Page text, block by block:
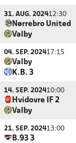
31. AUG. 202412:30
Nørrebro United
Valby
04. SEP. 202417:15
Valby
K.B. 3
14. SEP. 202410:00
Hvidovre IF 2
Valby
21. SEP. 202413:00
B.93 3